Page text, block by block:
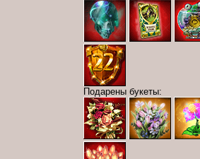
Подарены букеты: